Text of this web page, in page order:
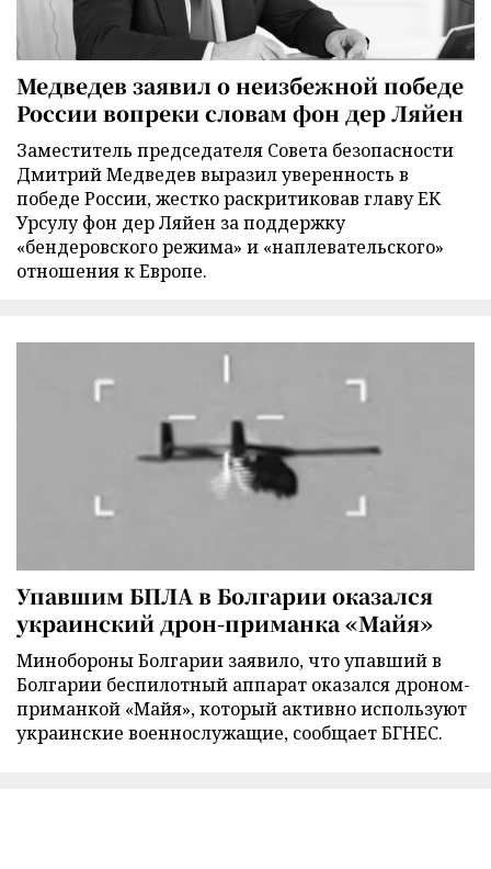
Медведев заявил о неизбежной победе
России вопреки словам фон дер Ляйен
Заместитель председателя Совета безопасности
Дмитрий Медведев выразил уверенность в
победе России, жестко раскритиковав главу ЕК
Урсулу фон дер Ляйен за поддержку
«бендеровского режима» и «наплевательского»
отношения к Европе.
Упавшим БПЛА в Болгарии оказался
украинский дрон-приманка «Майя»
Минобороны Болгарии заявило, что упавший в
Болгарии беспилотный аппарат оказался дроном-
приманкой «Майя», который активно используют
украинские военнослужащие, сообщает БГНЕС.